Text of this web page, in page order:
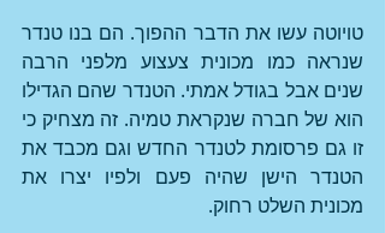
מכונית השלט רחוק.